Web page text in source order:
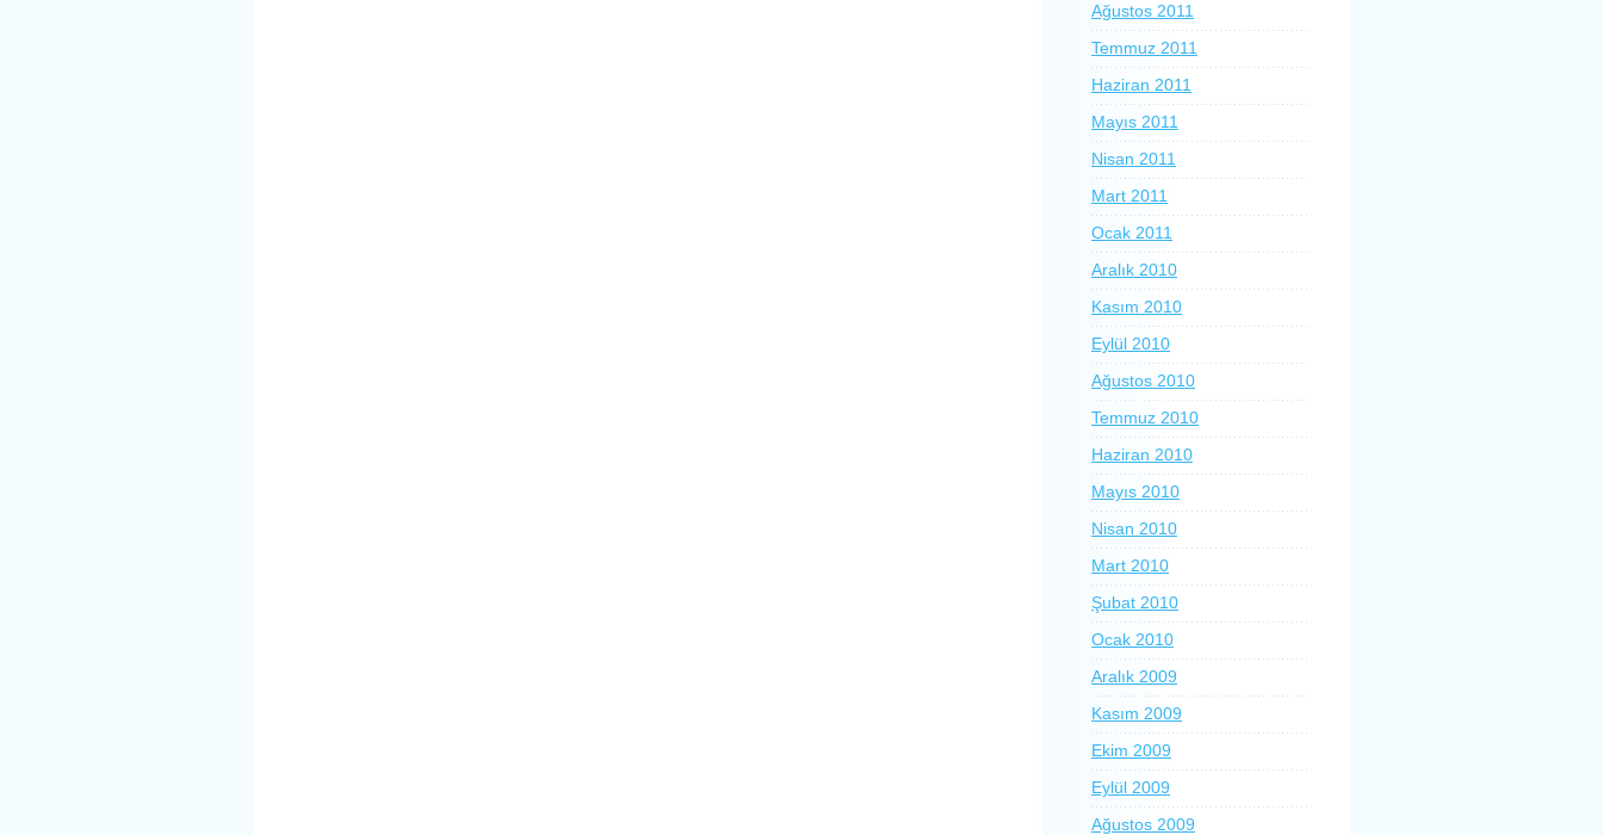
Ağustos 2011
Temmuz 2011
Haziran 2011
Mayıs 2011
Nisan 2011
Mart 2011
Ocak 2011
Aralık 2010
Kasım 2010
Eylül 2010
Ağustos 2010
Temmuz 2010
Haziran 2010
Mayıs 2010
Nisan 2010
Mart 2010
Şubat 2010
Ocak 2010
Aralık 2009
Kasım 2009
Ekim 2009
Eylül 2009
Ağustos 2009